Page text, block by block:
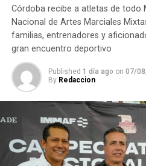
Córdoba recibe a atletas de todo
Nacional de Artes Marciales
familias, entrenadores y
gran encuentro deportivo
Published 1 día ago on 07/
By Redaccion